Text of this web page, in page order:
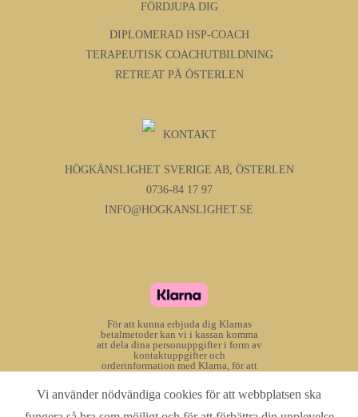
FÖRDJUPA DIG
DIPLOMERAD HSP-COACH
TERAPEUTISK COACHUTBILDNING
RETREAT PÅ ÖSTERLEN
KONTAKT
HÖGKÄNSLIGHET SVERIGE AB, ÖSTERLEN
0736-84 17 97
INFO@HOGKANSLIGHET.SE
För att kunna erbjuda dig Klarnas
betalmetoder kan vi i kassan komma
att dela dina personuppgifter i form av
kontaktuppgifter och
orderinformation med Klarna, för att
anpassa dem för dig. Dina
Vi använder nödvändiga cookies för att webbplatsen ska